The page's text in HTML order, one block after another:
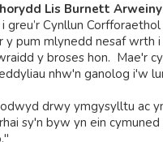
Lis Burnett
greu’r Cynllun
pum mlynedd nesaf wrth
y broses hon. Mae'r
nhw'n ganolog i'w
drwy ymgysylltu ac
sy'n byw yn ein